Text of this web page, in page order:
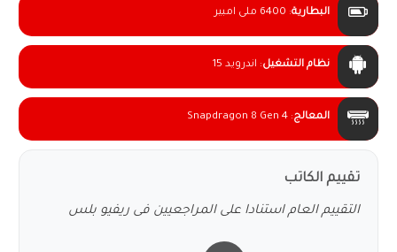
البطارية: 6400 ملى امبير
نظام التشغيل: اندرويد 15
المعالج:
Snapdragon 8 Gen 4
تقييم الكاتب
التقييم العام استنادا على المراجعيين فى ريفيو بلس